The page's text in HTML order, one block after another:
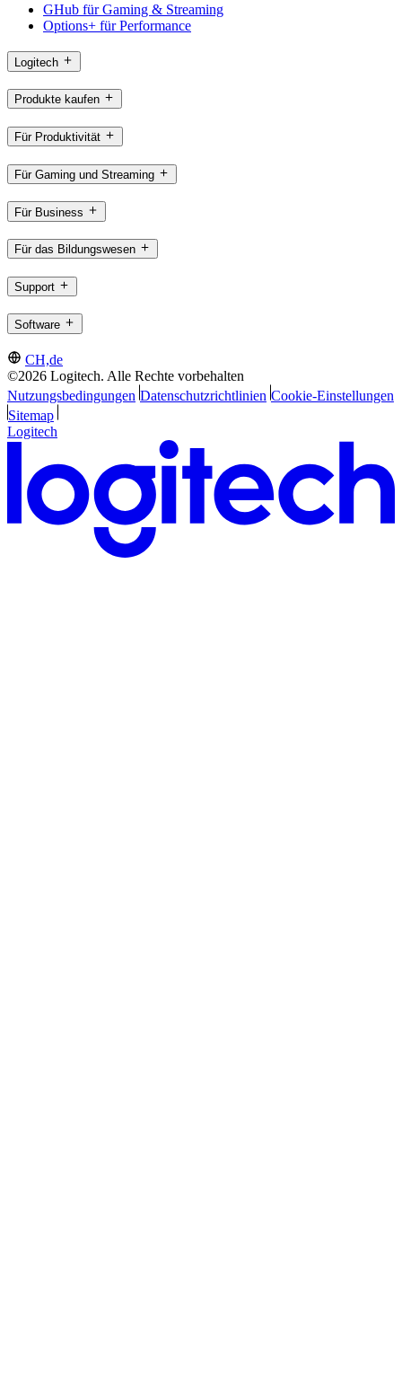
GHub für Gaming & Streaming
Options+ für Performance
Logitech
Produkte kaufen
Für Produktivität
Für Gaming und Streaming
Für Business
Für das Bildungswesen
Support
Software
CH,de
©2026 Logitech. Alle Rechte vorbehalten
Nutzungsbedingungen Datenschutzrichtlinien Cookie-Einstellungen
Sitemap
Logitech